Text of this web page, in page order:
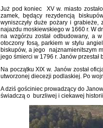
Już pod koniec XV w. miasto
zamek, będący rezydencją
wyniszczyły duże pożary i
najazdu moskiewskiego w 1660 r. W
na wzgórzu został odbudowany, a
otoczony fosą, parkiem w stylu
biskupów, a jego najznamienitszym
jego śmierci w 1796 r. Janów przestał
Na początku XIX w. Janów został
utworzonej diecezji podlaskiej. Po
A dziś gościniec prowadzący do
świadczą o burzliwej i ciekawej